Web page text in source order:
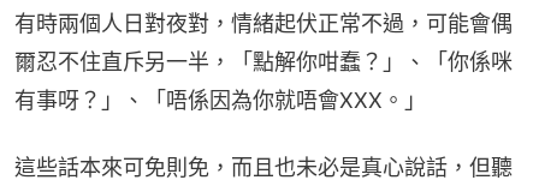
有時兩個人日對夜對，情緒起伏正常不過，可能會偶
爾忍不住直斥另一半，「點解你咁蠢？」、「你係咪
有事呀？」、「唔係因為你就唔會XXX。」
這些話本來可免則免，而且也未必是真心說話，但聽